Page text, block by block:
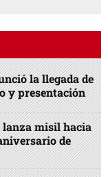
la llegada de
y presentación
lanza misil hacia
de